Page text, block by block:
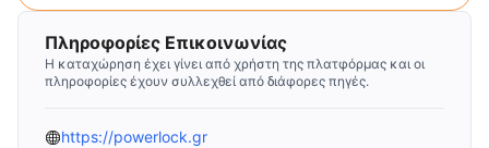
Πληροφορίες Επικοινωνίας
Η καταχώρηση έχει γίνει από χρήστη της πλατφόρμας και οι
πληροφορίες έχουν συλλεχθεί από διάφορες πηγές.
https://powerlock.gr